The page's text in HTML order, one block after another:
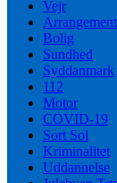
Vejr
Bolig
Sundhed
Syddanmark
112
Motor
COVID-19
Sort Sol
Kriminalitet
Uddannelse